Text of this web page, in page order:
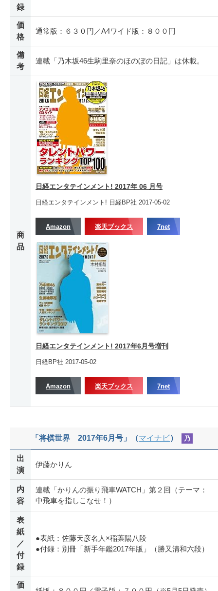
録
価
格
通常版：６３０円／A4ワイド版：８００円
備
考
連載「乃木坂46生駒里奈のほのぼの日記」は休載。
商
品
日経エンタテインメント! 2017年 06 月号
日経エンタテインメント! 日経BP社 2017-05-02
Amazon 楽天ブックス 7net
日経エンタテインメント! 2017年6月号増刊
日経BP社 2017-05-02
Amazon 楽天ブックス 7net
「将棋世界 2017年6月号」（マイナビ） 乃
出
演
伊藤かりん
内
容
連載「かりんの振り飛車WATCH」第２回（テーマ：
中飛車を指しこなせ！）
表
紙
／
付
録
●表紙：佐藤天彦名人×稲葉陽八段
●付録：別冊「新手年鑑2017年版」（勝又清和六段）
価